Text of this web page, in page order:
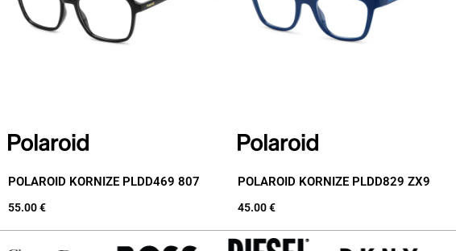
POLAROID KORNIZE PLDD469 807
55.00€
POLAROID KORNIZE PLDD829 ZX9
45.00€